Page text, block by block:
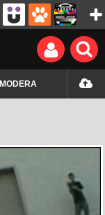
MODERA